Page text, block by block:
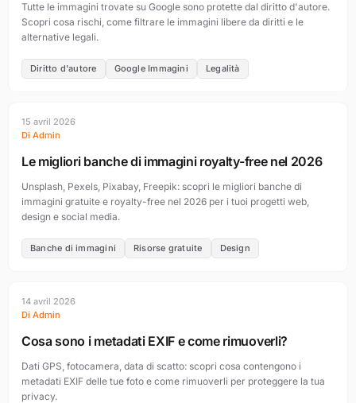
Tutte le immagini trovate su Google sono protette dal diritto d'autore.
Scopri cosa rischi, come filtrare le immagini libere da diritti e le
alternative legali.
Diritto d'autore Google Immagini Legalità
15 avril 2026
Di Admin
Le migliori banche di immagini royalty-free nel 2026
Unsplash, Pexels, Pixabay, Freepik: scopri le migliori banche di
immagini gratuite e royalty-free nel 2026 per i tuoi progetti web,
design e social media.
Banche di immagini Risorse gratuite Design
14 avril 2026
Di Admin
Cosa sono i metadati EXIF e come rimuoverli?
Dati GPS, fotocamera, data di scatto: scopri cosa contengono i
metadati EXIF delle tue foto e come rimuoverli per proteggere la tua
privacy.